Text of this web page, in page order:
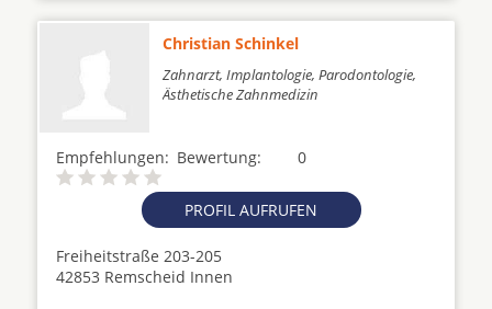
Christian Schinkel
Zahnarzt, Implantologie, Parodontologie,
Ästhetische Zahnmedizin
Empfehlungen: 0
Bewertung:
PROFIL AUFRUFEN
Freiheitstraße 203-205
42853 Remscheid Innen